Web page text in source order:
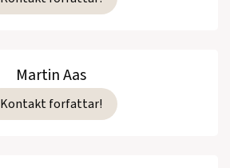
Martin Aas
Kontakt forfattar!